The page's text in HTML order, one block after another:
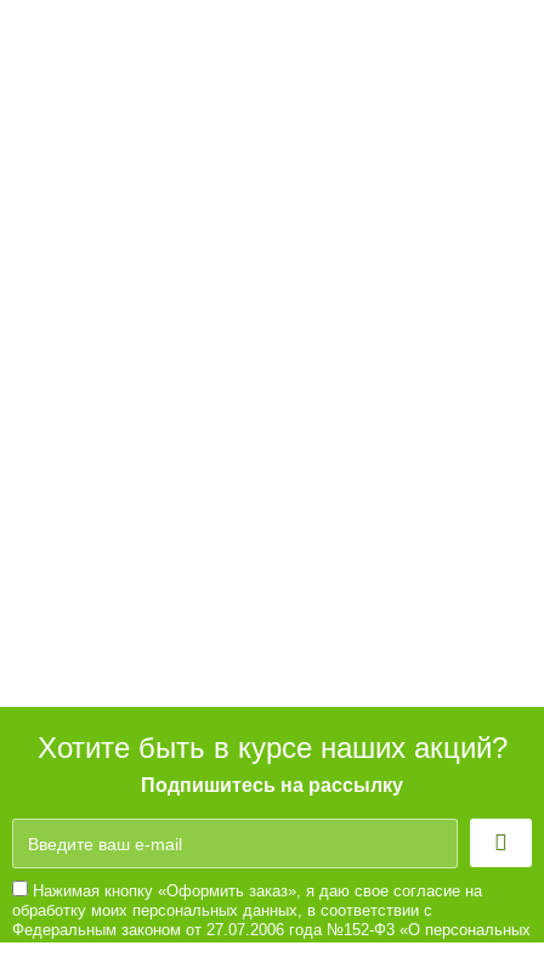
Хотите быть в курсе наших акций?
Подпишитесь на рассылку
Нажимая кнопку «Оформить заказ», я даю свое согласие на
обработку моих персональных данных, в соответствии с
Федеральным законом от 27.07.2006 года №152-Ф3 «О персональных